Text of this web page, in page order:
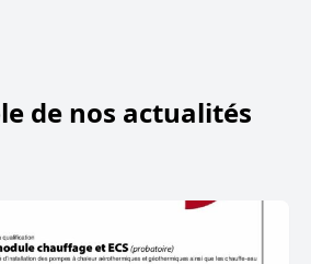
de nos actualités